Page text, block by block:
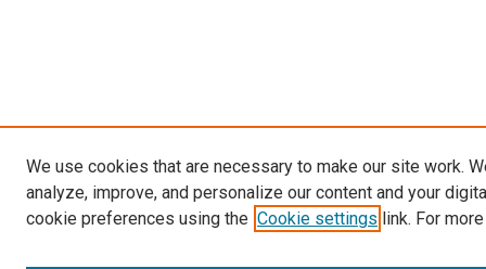
We use cookies that are necessary to make our site work.
analyze, improve, and personalize our content and your
cookie preferences using the Cookie settings link. For